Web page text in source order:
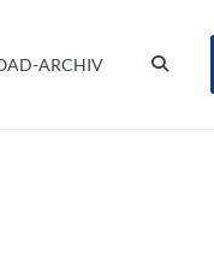
ARCHIV